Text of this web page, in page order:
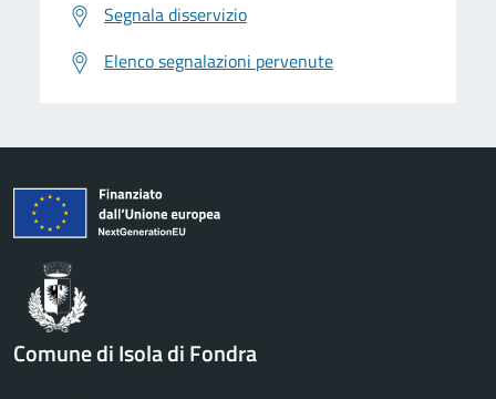
Segnala disservizio
Elenco segnalazioni pervenute
Comune di Isola di Fondra